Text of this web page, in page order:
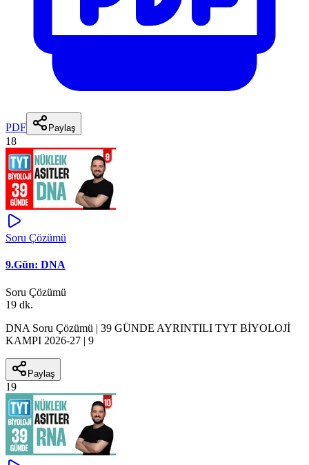
PDF Paylaş
18
Soru Çözümü
9.Gün: DNA
Soru Çözümü
19 dk.
DNA Soru Çözümü | 39 GÜNDE AYRINTILI TYT BİYOLOJİ
KAMPI 2026-27 | 9
Paylaş
19